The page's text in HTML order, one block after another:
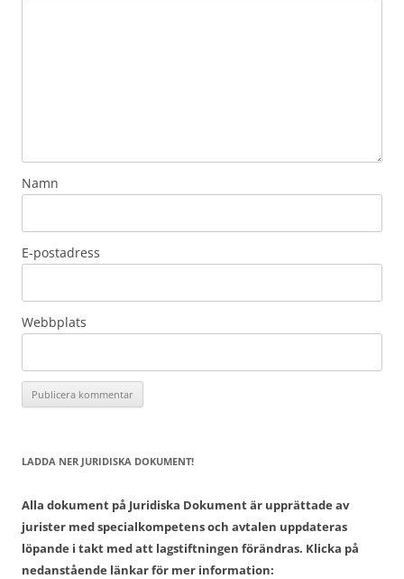
Namn
E-postadress
Webbplats
LADDA NER JURIDISKA DOKUMENT!
Alla dokument på Juridiska Dokument är upprättade av
jurister med specialkompetens och avtalen uppdateras
löpande i takt med att lagstiftningen förändras. Klicka på
nedanstående länkar för mer information: